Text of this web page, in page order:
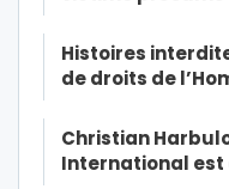
Histoires
de droits de
Christian
International est